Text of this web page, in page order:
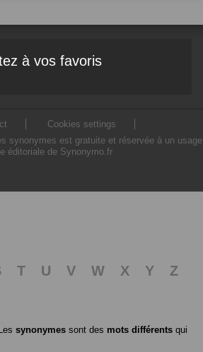
à vos favoris
Cookies settings
synonymes est gratuite et réservée à un usage
éditoriale de Synonymo.fr
T U V W X Y
Z
synonymes sont des mots différents qui